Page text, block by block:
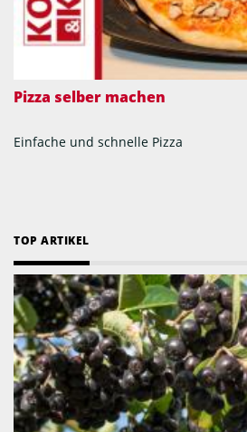
Pizza selber machen
Einfache und schnelle Pizza
TOP ARTIKEL